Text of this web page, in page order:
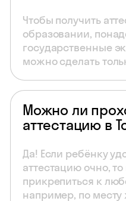
Чтобы получить
образовании,
государственные
можно сделать
Можно ли
аттестацию в
Да! Если ребёнку
аттестацию очно,
прикрепиться к
например, по месту